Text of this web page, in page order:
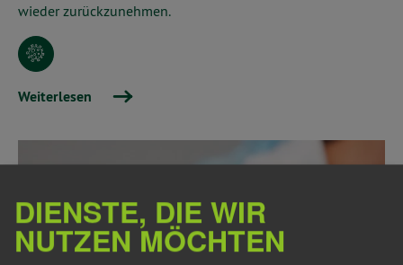
wieder zurückzunehmen.
Weiterlesen
DIENSTE, DIE WIR
NUTZEN MÖCHTEN